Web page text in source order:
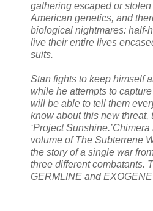
gathering escaped or
American genetics, and
biological nightmares: half-
live their entire lives
suits.
Stan fights to keep himself
while he attempts to
will be able to tell them
know about this new threat,
‘Project
volume of The Subterrene
the story of a single war
three different combatants.
GERMLINE and